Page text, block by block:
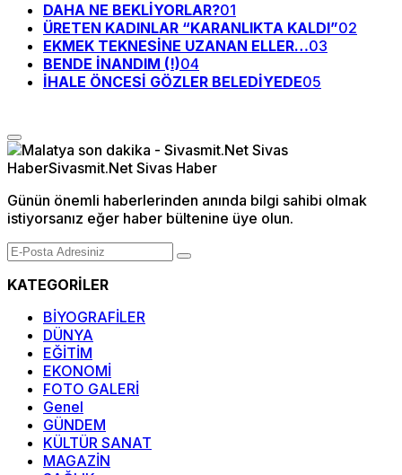
DAHA NE BEKLİYORLAR?01
ÜRETEN KADINLAR “KARANLIKTA KALDI”02
EKMEK TEKNESİNE UZANAN ELLER…03
BENDE İNANDIM (!)04
İHALE ÖNCESİ GÖZLER BELEDİYEDE05
Günün önemli haberlerinden anında bilgi sahibi olmak
istiyorsanız eğer haber bültenine üye olun.
KATEGORİLER
BİYOGRAFİLER
DÜNYA
EĞİTİM
EKONOMİ
FOTO GALERİ
Genel
GÜNDEM
KÜLTÜR SANAT
MAGAZİN